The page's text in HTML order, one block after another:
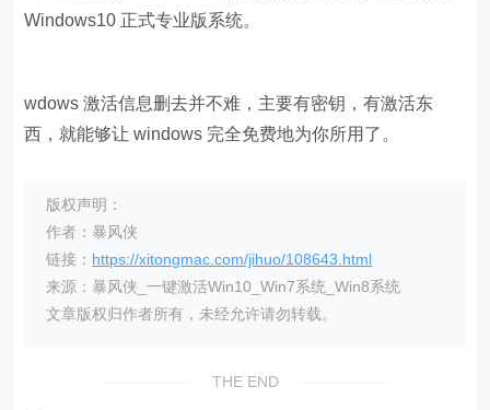
Windows10 正式专业版系统。
wdows 激活信息删去并不难，主要有密钥，有激活东
西，就能够让 windows 完全免费地为你所用了。
版权声明：
作者：暴风侠
链接： https://xitongmac.com/jihuo/108643.html
来源：暴风侠_一键激活Win10_Win7系统_Win8系统
文章版权归作者所有，未经允许请勿转载。
THE END